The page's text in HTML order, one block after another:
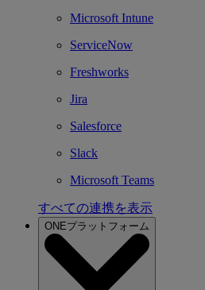
Microsoft Intune
ServiceNow
Freshworks
Jira
Salesforce
Slack
Microsoft Teams
すべての連携を表示
ONEプラットフォーム